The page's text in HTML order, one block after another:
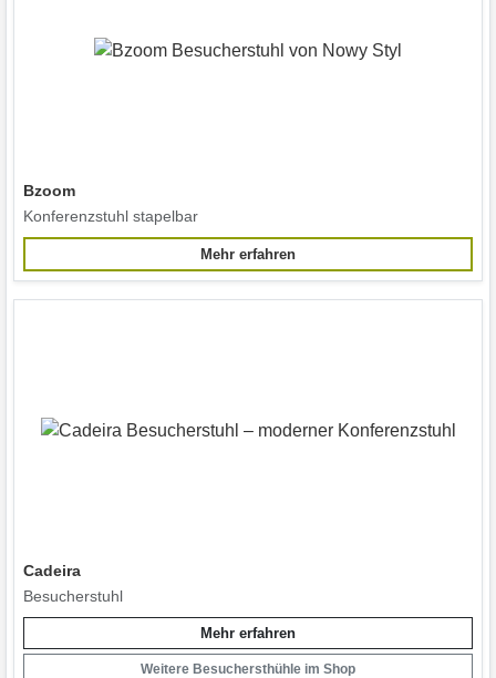
Bzoom
Konferenzstuhl stapelbar
Mehr erfahren
Cadeira
Besucherstuhl
Mehr erfahren
Weitere Besuchersthühle im Shop